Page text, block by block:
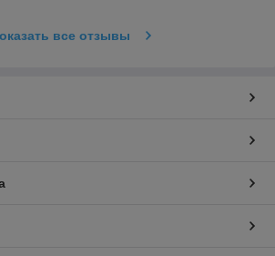
все отзывы